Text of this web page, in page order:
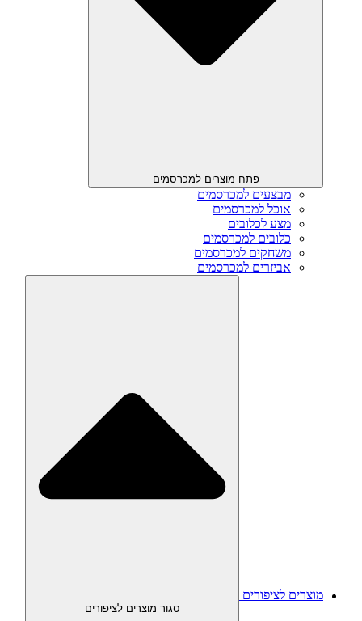
פתח מוצרים למכרסמים
מבצעים למכרסמים
אוכל למכרסמים
מצע לכלובים
כלובים למכרסמים
משחקים למכרסמים
אביזרים למכרסמים
מוצרים לציפורים
סגור מוצרים לציפורים